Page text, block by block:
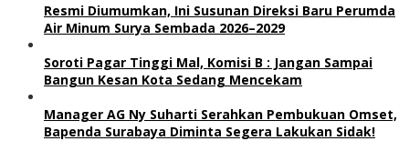
Resmi Diumumkan, Ini Susunan Direksi Baru Perumda
Air Minum Surya Sembada 2026–2029
Soroti Pagar Tinggi Mal, Komisi B : Jangan Sampai
Bangun Kesan Kota Sedang Mencekam
Manager AG Ny Suharti Serahkan Pembukuan Omset,
Bapenda Surabaya Diminta Segera Lakukan Sidak!